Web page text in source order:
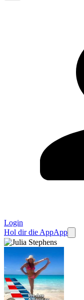
Login
Hol dir die AppApp